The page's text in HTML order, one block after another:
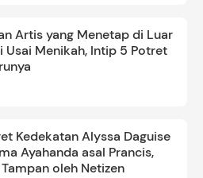
Artis yang Menetap di Luar
Usai Menikah, Intip 5 Potret
Kedekatan Alyssa Daguise
Ayahanda asal Prancis,
oleh Netizen